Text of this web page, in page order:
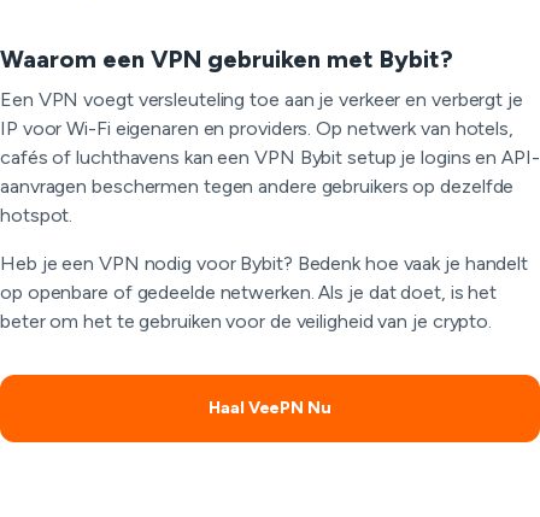
Waarom een VPN gebruiken met Bybit?
Een VPN voegt versleuteling toe aan je verkeer en verbergt je
IP voor Wi-Fi eigenaren en providers. Op netwerk van hotels,
cafés of luchthavens kan een VPN Bybit setup je logins en API-
aanvragen beschermen tegen andere gebruikers op dezelfde
hotspot.
Heb je een VPN nodig voor Bybit? Bedenk hoe vaak je handelt
op openbare of gedeelde netwerken. Als je dat doet, is het
beter om het te gebruiken voor de veiligheid van je crypto.
Haal VeePN Nu